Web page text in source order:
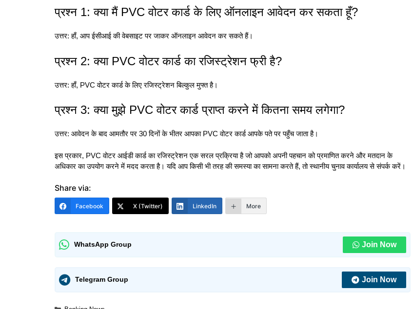
प्रश्न 1: क्या मैं PVC वोटर कार्ड के लिए ऑनलाइन आवेदन कर सकता हूँ?
उत्तर: हाँ, आप ईसीआई की वेबसाइट पर जाकर ऑनलाइन आवेदन कर सकते हैं।
प्रश्न 2: क्या PVC वोटर कार्ड का रजिस्ट्रेशन फ्री है?
उत्तर: हाँ, PVC वोटर कार्ड के लिए रजिस्ट्रेशन बिल्कुल मुफ्त है।
प्रश्न 3: क्या मुझे PVC वोटर कार्ड प्राप्त करने में कितना समय लगेगा?
उत्तर: आवेदन के बाद आमतौर पर 30 दिनों के भीतर आपका PVC वोटर कार्ड आपके पते पर पहुँच जाता है।
इस प्रकार, PVC वोटर आईडी कार्ड का रजिस्ट्रेशन एक सरल प्रक्रिया है जो आपको अपनी पहचान को प्रमाणित करने और मतदान के
अधिकार का उपयोग करने में मदद करता है। यदि आप किसी भी तरह की समस्या का सामना करते हैं, तो स्थानीय चुनाव कार्यालय से संपर्क करें।
Share via:
Facebook X (Twitter) LinkedIn More
WhatsApp Group Join Now
Telegram Group Join Now